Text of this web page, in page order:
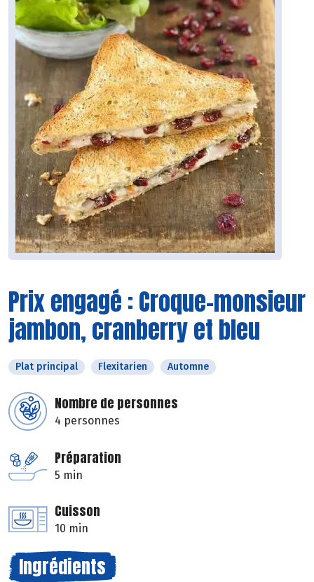
Prix engagé : Croque-monsieur
jambon, cranberry et bleu
Plat principal Flexitarien Automne
Nombre de personnes
4 personnes
Préparation
5 min
Cuisson
10 min
Ingrédients